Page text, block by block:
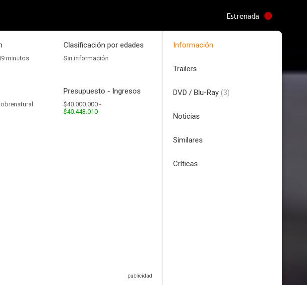
Estrenada
minutos
Clasificación por edades
Sin información
Presupuesto - Ingresos
$40.000.000 -
$40.443.010
Información
Trailers
DVD / Blu-Ray (3)
Noticias
Similares
Críticas